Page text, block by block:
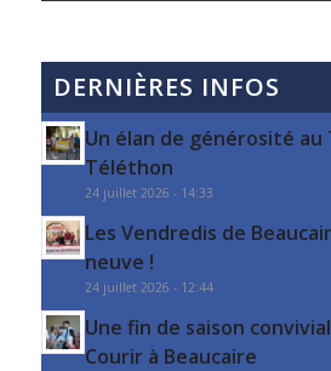
DERNIÈRES INFOS
Un élan de générosité
Téléthon
24 juillet 2026 - 14:33
Les Vendredis de
neuve !
24 juillet 2026 - 12:44
Une fin de saison
Courir à Beaucaire